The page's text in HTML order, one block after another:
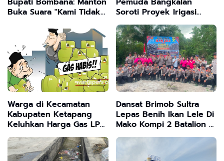
Buka Suara "Kami Tidak
Hak Jawab"
Soroti Proyek Irigasi
Tanpa Papan Nama
Warga di Kecamatan
Kabupaten Ketapang
Keluhkan Harga Gas LPG
3 Kg di Jual Pangkalan
Masih di Atas HET
Dansat Brimob Sultra
Lepas Benih Ikan Lele Di
Mako Kompi 2 Batalion C
Peloper Dukung
ketahanan Pangan
Nasional